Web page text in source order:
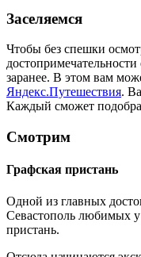
Заселяемся
Чтобы без спешки
заранее. В этом вам
Яндекс.Путешествия.
Каждый сможет
Смотрим
Графская пристань
Одной из главных
Севастополь любимых у
пристань.